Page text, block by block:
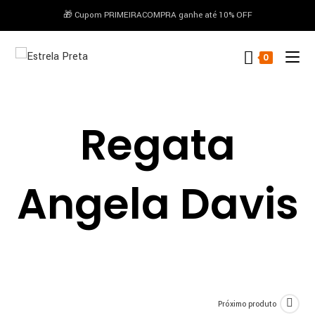
🎁 Cupom PRIMEIRACOMPRA ganhe até 10% OFF
0
Regata
Angela Davis
Próximo produto